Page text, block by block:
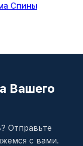
Спины
Вашего
Отправьте
с вами.